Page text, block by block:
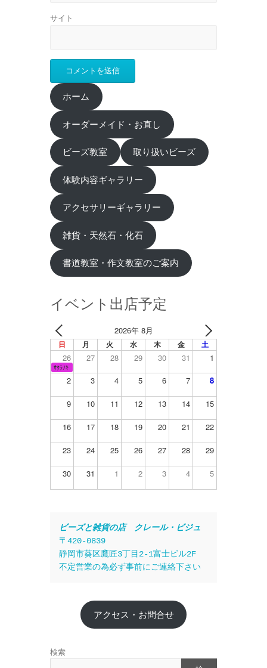
サイト
ホーム
オーダーメイド・お直し
ビーズ教室 取り扱いビーズ
体験内容ギャラリー
アクセサリーギャラリー
雑貨・天然石・化石
書道教室・作文教室のご案内
イベント出店予定
2026年 8月
日 月 火 水 木 金 土
26 27 28 29 30 31 1
ｻｸﾗﾉｷ
2 3 4 5 6 7 8
9 10 11 12 13 14 15
16 17 18 19 20 21 22
23 24 25 26 27 28 29
30 31 1 2 3 4 5
ビーズと雑貨の店　クレール・ビジュ
〒420-0839
静岡市葵区鷹匠3丁目2-1富士ビル2F
不定営業の為必ず事前にご連絡下さい
アクセス・お問合せ
検索